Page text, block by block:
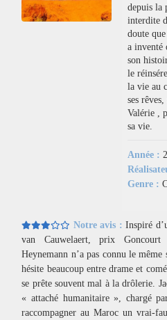
depuis la
interdite
doute
a inventé
son
le
la vie au
ses
Valérie ,
sa vie.
Année :
Genre :
Notre avis :Inspiré
van Cauwelaert, prix
Heynemann n’a pas connu le
hésite beaucoup entre drame et
se prête souvent mal à la drôlerie.
« attaché humanitaire », chargé
raccompagner au Maroc un vrai-